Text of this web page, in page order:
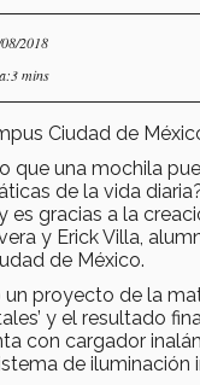
2018
mins
Ciudad de
que una mochila
de la vida
es gracias a la
y Erick Villa,
de México.
proyecto de la
y el resultado
con cargador
de iluminación